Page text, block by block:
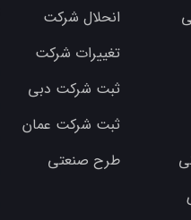
انحلال شرکت
تغییرات شرکت
ثبت شرکت دبی
ثبت شرکت عمان
طرح صنعتی